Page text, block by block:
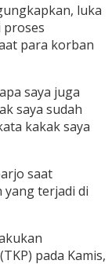
luka
para korban
saya juga
saya sudah
kakak saya
saat
yang terjadi di
pada Kamis,